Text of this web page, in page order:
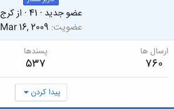
عضو جدید ·
· ازکرج
عضویت Mar 16, 2009
ارسال ها
760
پسندها
537
پیدا کردن